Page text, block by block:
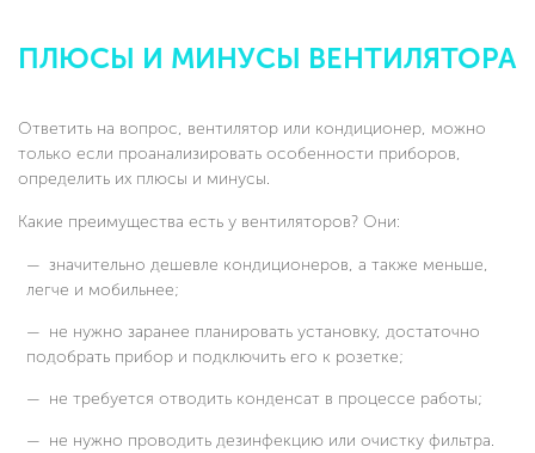
ПЛЮСЫ И МИНУСЫ ВЕНТИЛЯТОРА
Ответить на вопрос, вентилятор или кондиционер, можно
только если проанализировать особенности приборов,
определить их плюсы и минусы.
Какие преимущества есть у вентиляторов? Они:
значительно дешевле кондиционеров, а также меньше,
легче и мобильнее;
не нужно заранее планировать установку, достаточно
подобрать прибор и подключить его к розетке;
не требуется отводить конденсат в процессе работы;
не нужно проводить дезинфекцию или очистку фильтра.